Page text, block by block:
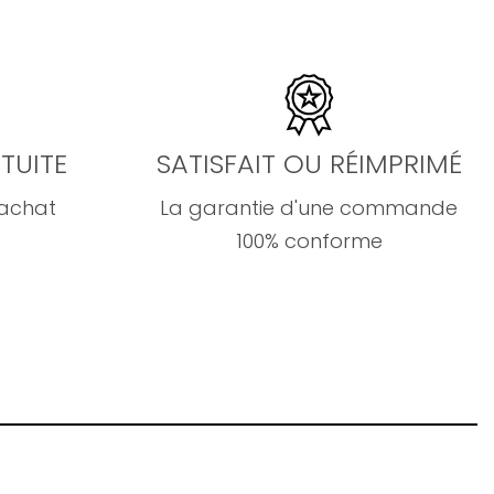
SATISFAIT OU RÉIMPRIMÉ
La garantie d'une commande
100% conforme